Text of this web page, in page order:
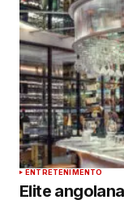
ENTRETENIMENTO
Elite